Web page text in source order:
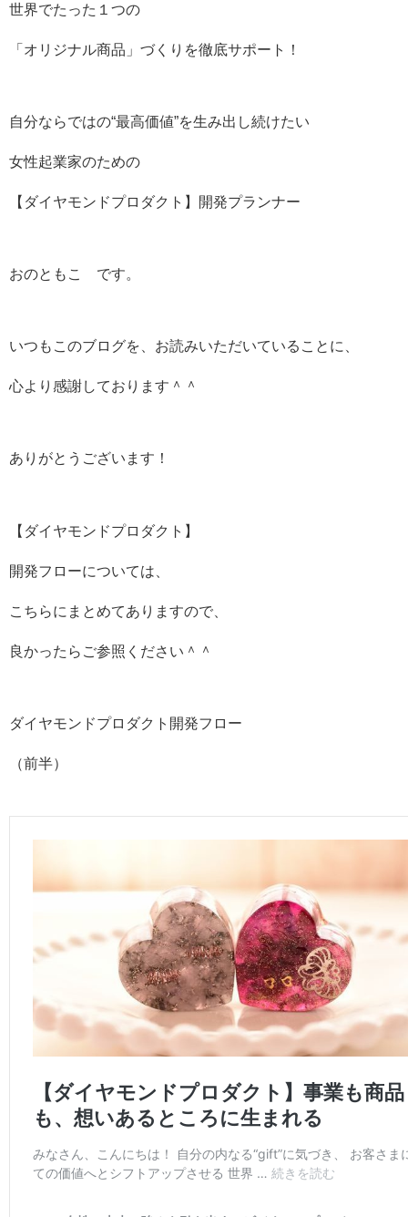
世界でたった１つの
「オリジナル商品」づくりを徹底サポート！
自分ならではの“最高価値”を生み出し続けたい
女性起業家のための
【ダイヤモンドプロダクト】開発プランナー
おのともこ です。
いつもこのブログを、お読みいただいていることに、
心より感謝しております＾＾
ありがとうございます！
【ダイヤモンドプロダクト】
開発フローについては、
こちらにまとめてありますので、
良かったらご参照ください＾＾
ダイヤモンドプロダクト開発フロー
（前半）